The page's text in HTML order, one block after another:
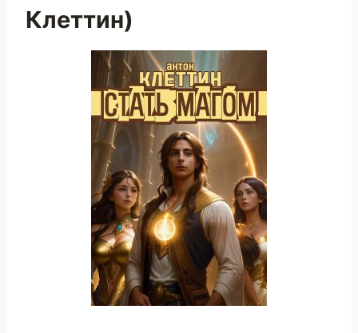
Клеттин)